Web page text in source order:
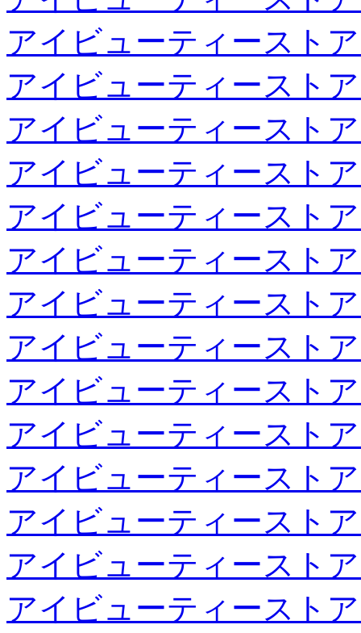
アイビューティースト
アイビューティースト
アイビューティースト
アイビューティースト
アイビューティースト
アイビューティースト
アイビューティースト
アイビューティースト
アイビューティースト
アイビューティースト
アイビューティースト
アイビューティースト
アイビューティースト
アイビューティースト